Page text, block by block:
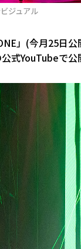
ジュアル
」(今月25日
式YouTubeで公